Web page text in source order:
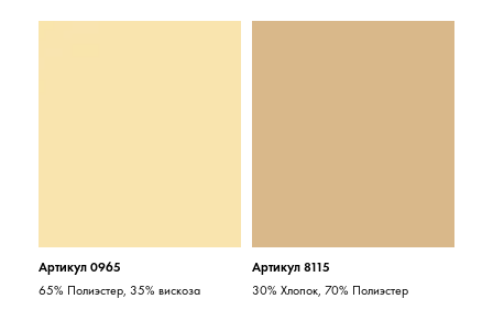
Артикул 0965
65% Полиэстер, 35% вискоза
Артикул 8115
30% Хлопок, 70% Полиэстер